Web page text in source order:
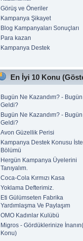
Görüş ve Öneriler
Kampanya Şikayet
Blog Kampanyaları Sonuçları
Para kazan
Kampanya Destek
En İyi 10 Konu
Bugün Ne Kazandım? -
Geldi?
Bugün Ne Kazandım? -
Geldi?
Avon Güzellik Perisi
Kampanya Destek Konusu
Bölümü
Hergün Kampanya Üyelerini
Tanıyalım.
Coca-Cola Kırmızı Kasa
Yoklama Defterimiz.
Eti Gülümseten Fabrika
Yardımlaşma Ve Paylaşım
OMO Kadınlar Kulübü
Migros - Gördüklerinize
Konu)